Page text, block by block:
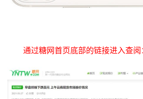
首
糖
网
公
通过糖网首页底部的链接进入查阅